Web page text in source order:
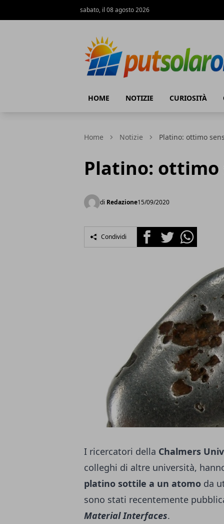
sabato, il 08 agosto 2026
HOME NOTIZIE CURIOSITÀ
Home Notizie Platino: ottimo
Platino: ottimo
di Redazione15/09/2020
Condividi FacebookTwitterWhatsapp
I ricercatori della Chalmers
colleghi di altre università,
platino sottile a un atomo da
sono stati recentemente
Material Interfaces.